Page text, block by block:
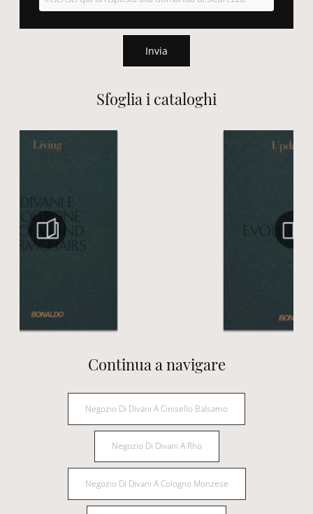
Sfoglia i cataloghi
Continua a navigare
Negozio Di Divani A Cinisello Balsamo
Negozio Di Divani A Rho
Negozio Di Divani A Cologno Monzese
Invia